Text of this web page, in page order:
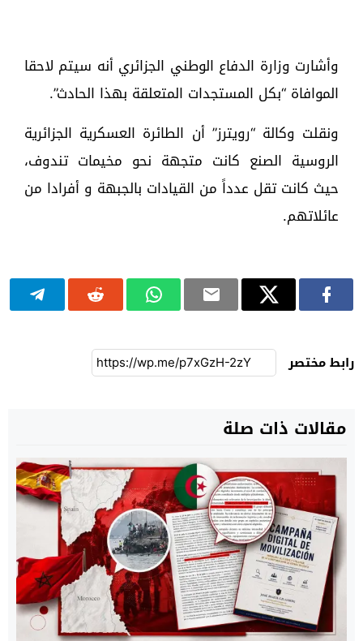
وأشارت وزارة الدفاع الوطني الجزائري أنه سيتم لاحقا
الموافاة “بكل المستجدات المتعلقة بهذا الحادث”.
ونقلت وكالة “رويترز” أن الطائرة العسكرية الجزائرية
الروسية الصنع كانت متجهة نحو مخيمات تندوف،
حيث كانت تقل عدداً من القيادات بالجبهة و أفرادا من
عائلاتهم.
رابط مختصر
مقالات ذات صلة